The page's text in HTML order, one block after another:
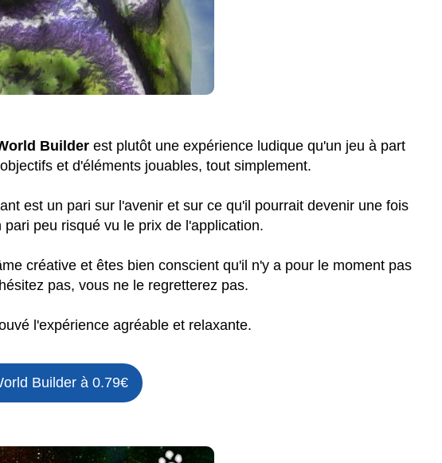
Builder est plutôt une expérience ludique qu'un jeu à part
et d'éléments jouables, tout simplement.
est un pari sur l'avenir et sur ce qu'il pourrait devenir une fois
peu risqué vu le prix de l'application.
créative et êtes bien conscient qu'il n'y a pour le moment pas
pas, vous ne le regretterez pas.
l'expérience agréable et relaxante.
Builder à 0.79€